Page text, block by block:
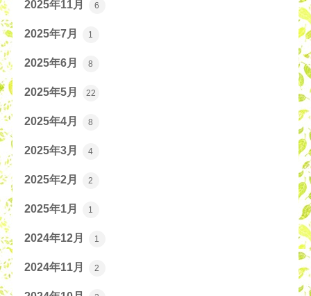
2025年11月 6
2025年7月 1
2025年6月 8
2025年5月 22
2025年4月 8
2025年3月 4
2025年2月 2
2025年1月 1
2024年12月 1
2024年11月 2